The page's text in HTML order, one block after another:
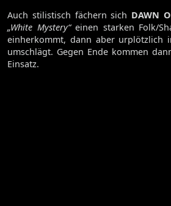
Auch stilistisch fächern sich DAWN
„White Mystery“einen starken Folk/
einherkommt, dann aber urplötzlich
umschlägt. Gegen Ende kommen
Einsatz.